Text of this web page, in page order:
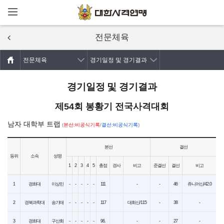
주요콘텐츠로
전문체육
전문체육 경기일정 및 경기결과
경기일정 및 경기결과
제54회 봉황기 전국사격대회
남자 대학부 트랩(본선:비공식기록/결선:비공식기록)
등위 소속 성명
본선 결선
1 2 3 4 5 총점 경사 비고 준결선 결선 비고
1 경희대 이상민 - - - - - 111 - - 46 쥬니어신/42.0
2 경북과학대 송기태 - - - - - 117 대회신/115 - 38 -
3 경희대 구산회 - - - - - 96. - - 27 -